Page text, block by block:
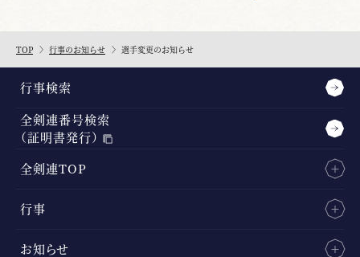
TOP 行事のお知らせ 選手変更のお知らせ
行事検索
全剣連番号検索
（証明書発行）
全剣連TOP
行事
お知らせ